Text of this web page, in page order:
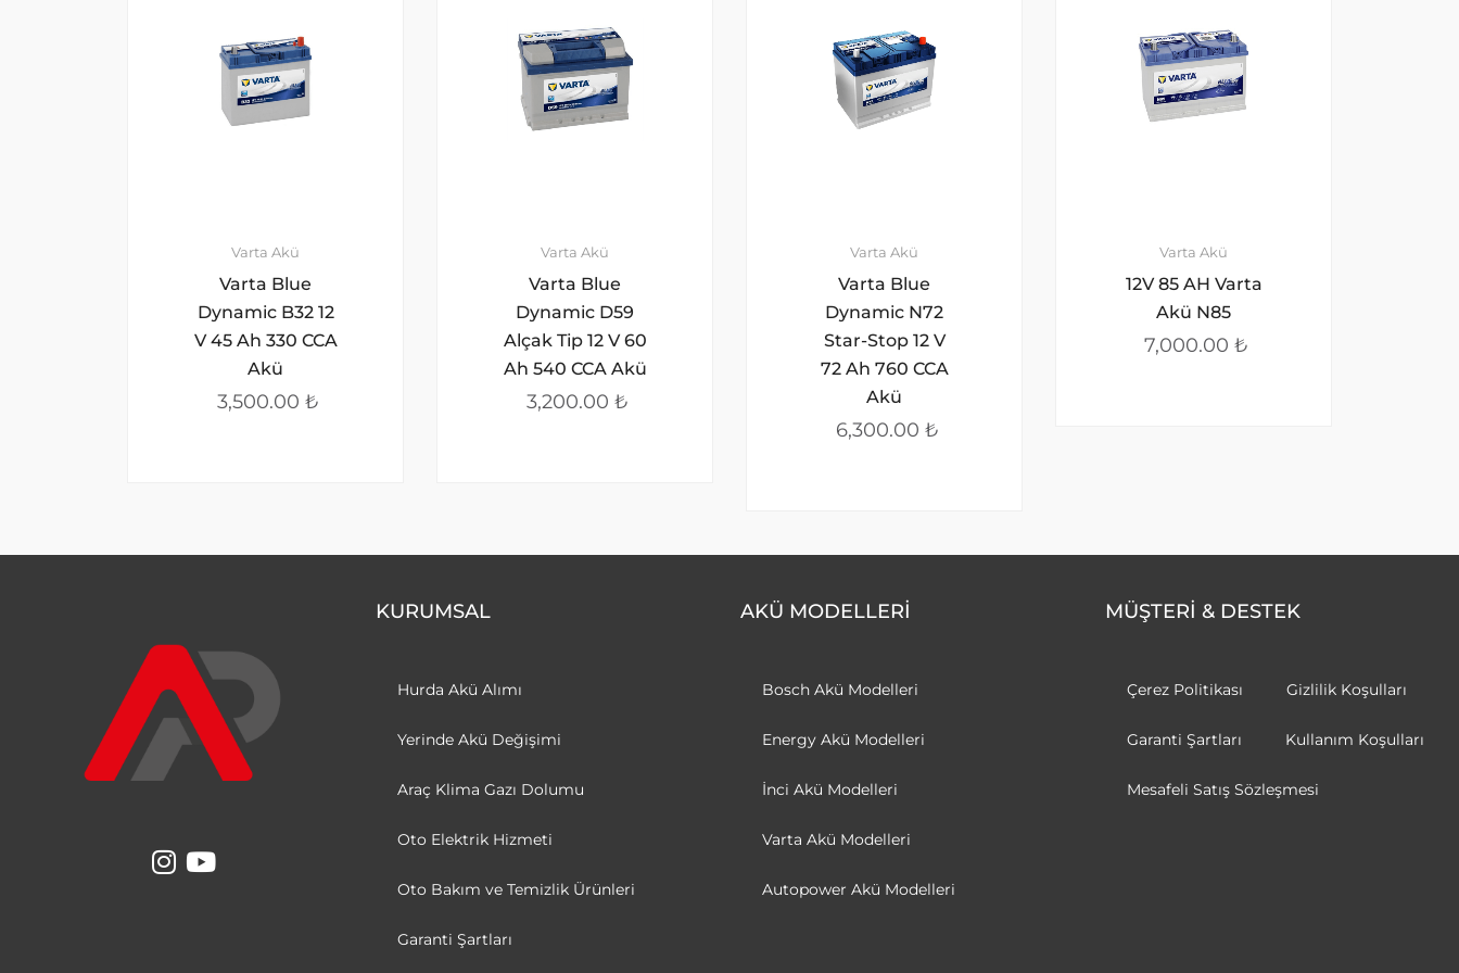
Varta Akü
Varta Blue
Dynamic B32 12
V 45 Ah 330 CCA
Akü
3,500.00 ₺
Varta Akü
Varta Blue
Dynamic D59
Alçak Tip 12 V 60
Ah 540 CCA Akü
3,200.00 ₺
Varta Akü
Varta Blue
Dynamic N72
Star-Stop 12 V
72 Ah 760 CCA
Akü
6,300.00 ₺
Varta Akü
12V 85 AH Varta
Akü N85
7,000.00 ₺
KURUMSAL
Hurda Akü Alımı
Yerinde Akü Değişimi
Araç Klima Gazı Dolumu
Oto Elektrik Hizmeti
Oto Bakım ve Temizlik Ürünleri
Garanti Şartları
AKÜ MODELLERİ
Bosch Akü Modelleri
Energy Akü Modelleri
İnci Akü Modelleri
Varta Akü Modelleri
Autopower Akü Modelleri
MÜŞTERİ & DESTEK
Çerez Politikası Gizlilik Koşulları
Garanti Şartları Kullanım Koşulları
Mesafeli Satış Sözleşmesi